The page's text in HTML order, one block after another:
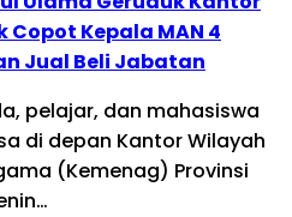
Copot Kepala MAN 4
Jual Beli Jabatan
pelajar, dan mahasiswa
di depan Kantor Wilayah
(Kemenag) Provinsi